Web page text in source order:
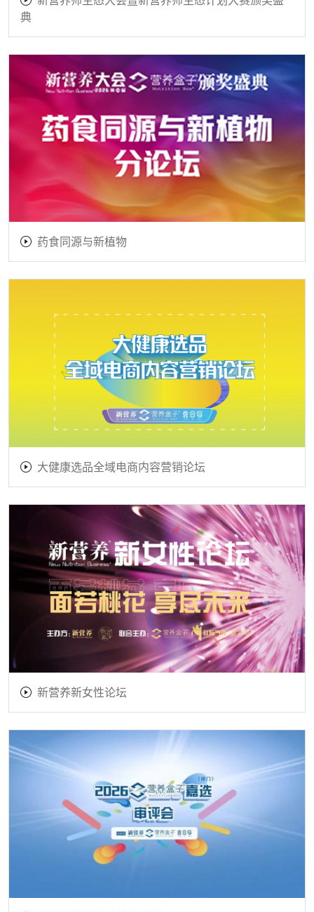
典
药食同源与新植物
大健康选品全域电商内容营销论坛
新营养新女性论坛